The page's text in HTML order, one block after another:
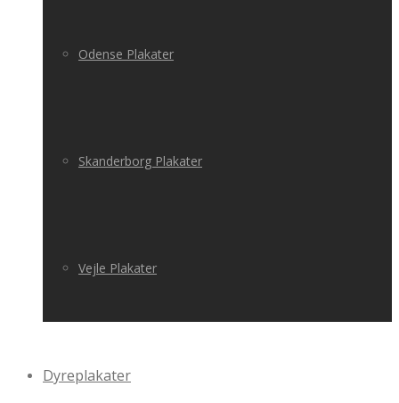
Odense Plakater
Skanderborg Plakater
Vejle Plakater
Dyreplakater